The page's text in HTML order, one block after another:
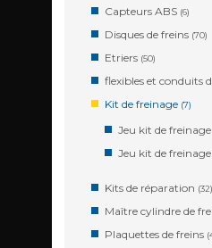
Capteurs ABS (6)
Disques de freins (70)
Etriers (50)
flexibles et conduits
Kit de freinage (7)
Jeu kit de
Jeu kit de
Kits de réparation (32)
Maître cylindre de
Plaquettes de freins